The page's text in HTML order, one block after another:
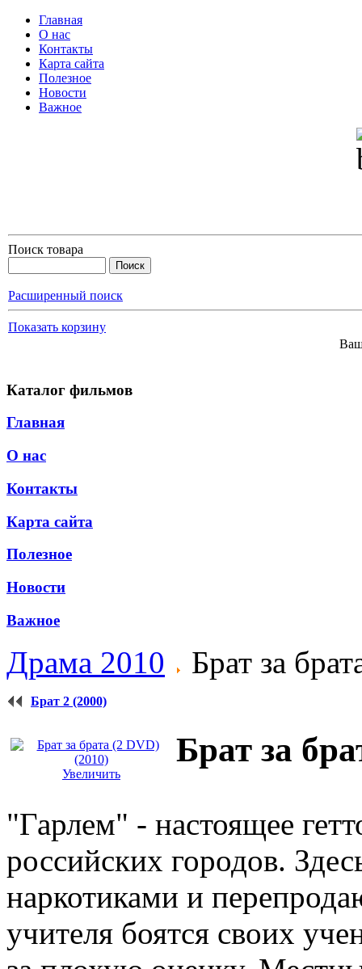
Главная
О нас
Контакты
Карта сайта
Полезное
Новости
Важное
Поиск товара
Расширенный поиск
Показать корзину
Каталог фильмов
Главная
О нас
Контакты
Карта сайта
Полезное
Новости
Важное
Драма 2010 Брат за
Брат 2 (2000)
Увеличить
Брат за
"Гарлем" - настоящее
российских городов.
наркотиками и
учителя боятся своих